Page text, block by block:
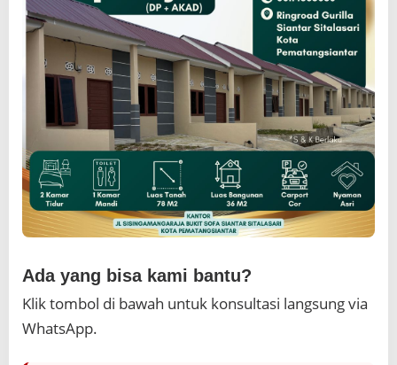
Ada yang bisa kami bantu?
Klik tombol di bawah untuk konsultasi langsung via
WhatsApp.